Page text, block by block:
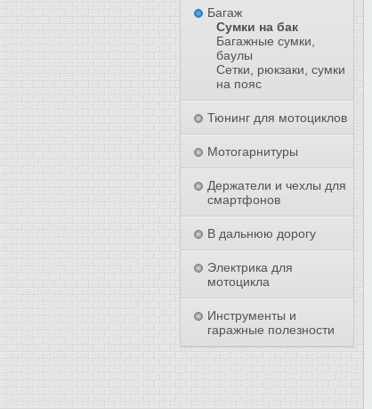
Багаж
Сумки на бак
Багажные сумки,
баулы
Сетки, рюкзаки, сумки
на пояс
Тюнинг для мотоциклов
Мотогарнитуры
Держатели и чехлы для
смартфонов
В дальнюю дорогу
Электрика для
мотоцикла
Инструменты и
гаражные полезности